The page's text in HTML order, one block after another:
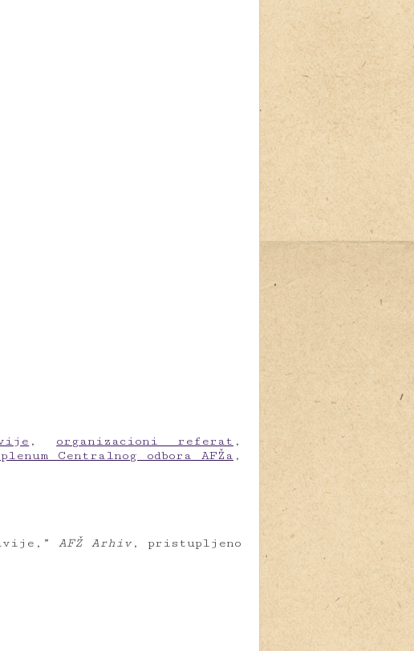
, organizacioni referat ,
Centralnog odbora AFŽa ,
AFŽ Arhiv, pristupljeno